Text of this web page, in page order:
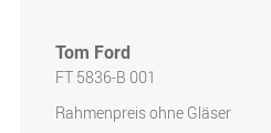
Tom Ford
FT 5836-B 001
Rahmenpreis ohne Gläser